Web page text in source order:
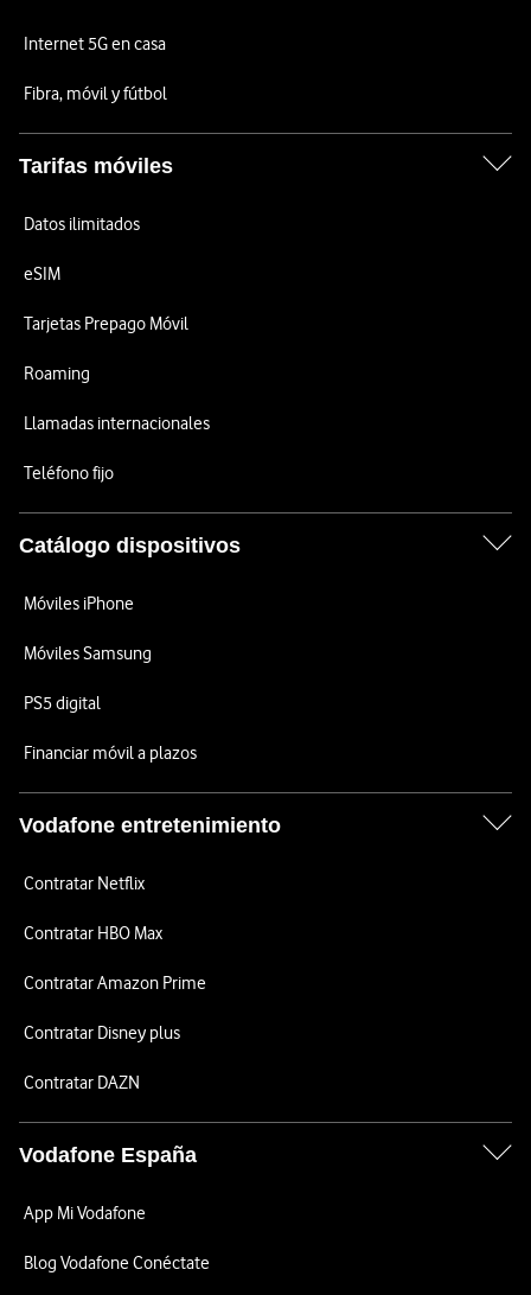
Internet 5G en casa
Fibra, móvil y fútbol
Tarifas móviles
Datos ilimitados
eSIM
Tarjetas Prepago Móvil
Roaming
Llamadas internacionales
Teléfono fijo
Catálogo dispositivos
Móviles iPhone
Móviles Samsung
PS5 digital
Financiar móvil a plazos
Vodafone entretenimiento
Contratar Netflix
Contratar HBO Max
Contratar Amazon Prime
Contratar Disney plus
Contratar DAZN
Vodafone España
App Mi Vodafone
Blog Vodafone Conéctate